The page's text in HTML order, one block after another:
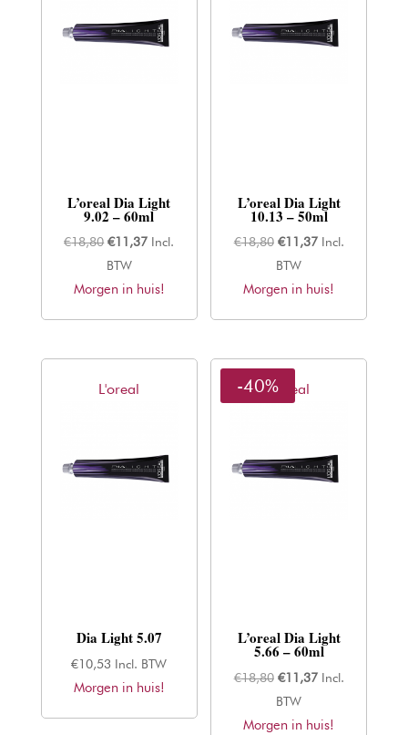
L’oreal Dia Light
9.02 – 60ml
€18,80 Oorspronkelijke
prijs
was:
€11,37Huidige
is:
Incl.
BTW
Morgen in huis!
L’oreal Dia Light
10.13 – 50ml
€18,80 Oorspronkelijke
prijs
was:
€11,37Huidige
is:
Incl.
BTW
Morgen in huis!
L'oreal
Dia Light 5.07
€10,53 Incl. BTW
Morgen in huis!
L'oreal
-40%
L’oreal Dia Light
5.66 – 60ml
€18,80 Oorspronkelijke
prijs
was:
€11,37Huidige
is:
Incl.
BTW
Morgen in huis!